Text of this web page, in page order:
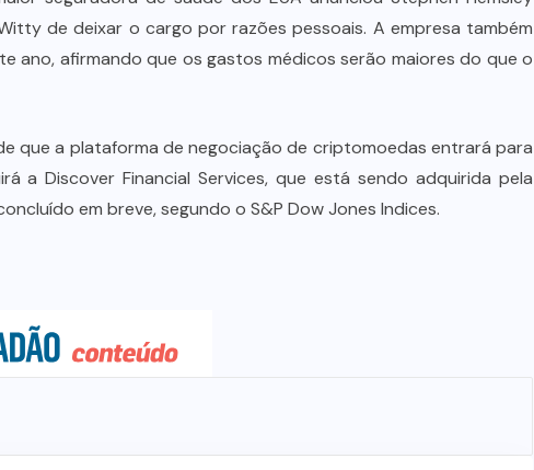
de deixar o cargo por razões pessoais. A empresa também
ano, afirmando que os gastos médicos serão maiores do que o
que a plataforma de negociação de criptomoedas entrará para
a Discover Financial Services, que está sendo adquirida pela
em breve, segundo o S&P Dow Jones Indices.